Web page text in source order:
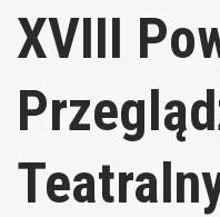
XVIII